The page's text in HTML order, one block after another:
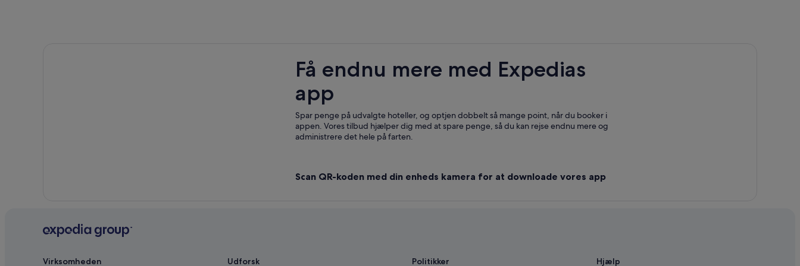
Få endnu mere med Expedias
app
Spar penge på udvalgte hoteller, og optjen dobbelt så mange point, når du booker i
appen. Vores tilbud hjælper dig med at spare penge, så du kan rejse endnu mere og
administrere det hele på farten.
Scan QR-koden med din enheds kamera for at downloade vores app
Virksomheden Udforsk Politikker Hjælp